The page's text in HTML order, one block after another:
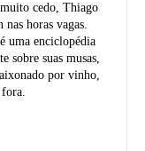
cedo, Thiago
horas vagas.
uma enciclopédia
sobre suas musas,
por vinho,